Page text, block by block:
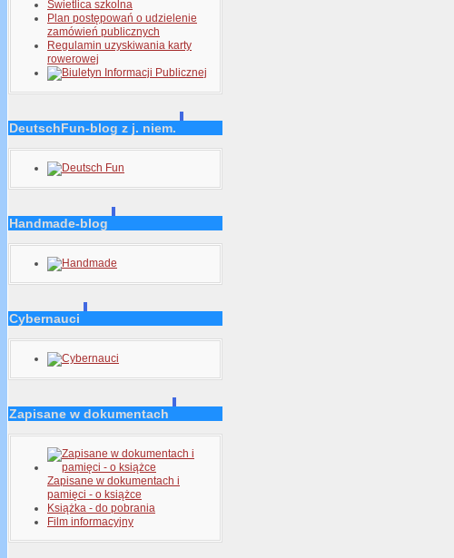
Świetlica szkolna
Plan postępowań o udzielenie
zamówień publicznych
Regulamin uzyskiwania karty
rowerowej
DeutschFun-blog z j. niem.
Handmade-blog
Cybernauci
Zapisane w dokumentach
Zapisane w dokumentach i
pamięci - o książce
Książka - do pobrania
Film informacyjny